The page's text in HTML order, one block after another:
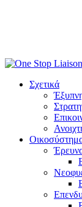
Σχετικά